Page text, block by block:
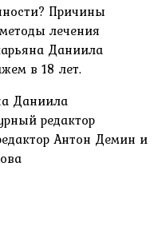
Причины
лечения
Даниила
в 18 лет.
Даниила
редактор
Антон Демин и